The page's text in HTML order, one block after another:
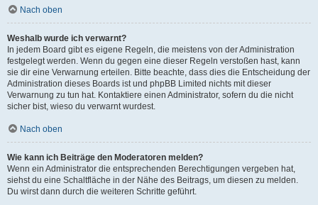
Nach oben
Weshalb wurde ich verwarnt?
In jedem Board gibt es eigene Regeln, die meistens von der Administration
festgelegt werden. Wenn du gegen eine dieser Regeln verstoßen hast, kann
sie dir eine Verwarnung erteilen. Bitte beachte, dass dies die Entscheidung der
Administration dieses Boards ist und phpBB Limited nichts mit dieser
Verwarnung zu tun hat. Kontaktiere einen Administrator, sofern du die nicht
sicher bist, wieso du verwarnt wurdest.
Nach oben
Wie kann ich Beiträge den Moderatoren melden?
Wenn ein Administrator die entsprechenden Berechtigungen vergeben hat,
siehst du eine Schaltfläche in der Nähe des Beitrags, um diesen zu melden.
Du wirst dann durch die weiteren Schritte geführt.